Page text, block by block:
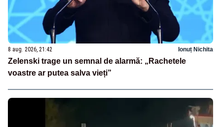
8 aug. 2026, 21:42 Ionuț Nichita
Zelenski trage un semnal de alarmă: „Rachetele
voastre ar putea salva vieți”